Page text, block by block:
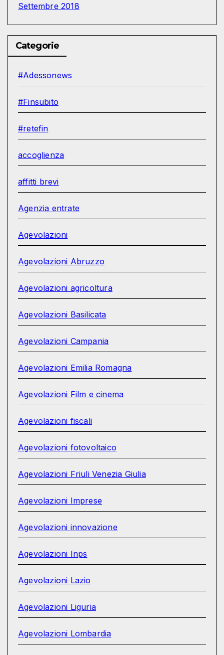
Settembre 2018
Categorie
#Adessonews
#Finsubito
#retefin
accoglienza
affitti brevi
Agenzia entrate
Agevolazioni
Agevolazioni Abruzzo
Agevolazioni agricoltura
Agevolazioni Basilicata
Agevolazioni Campania
Agevolazioni Emilia Romagna
Agevolazioni Film e cinema
Agevolazioni fiscali
Agevolazioni fotovoltaico
Agevolazioni Friuli Venezia Giulia
Agevolazioni Imprese
Agevolazioni innovazione
Agevolazioni Inps
Agevolazioni Lazio
Agevolazioni Liguria
Agevolazioni Lombardia